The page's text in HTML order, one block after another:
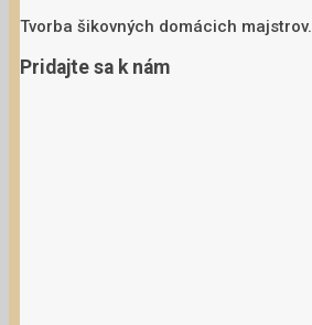
Tvorba šikovných domácich majstrov.
Pridajte sa k nám